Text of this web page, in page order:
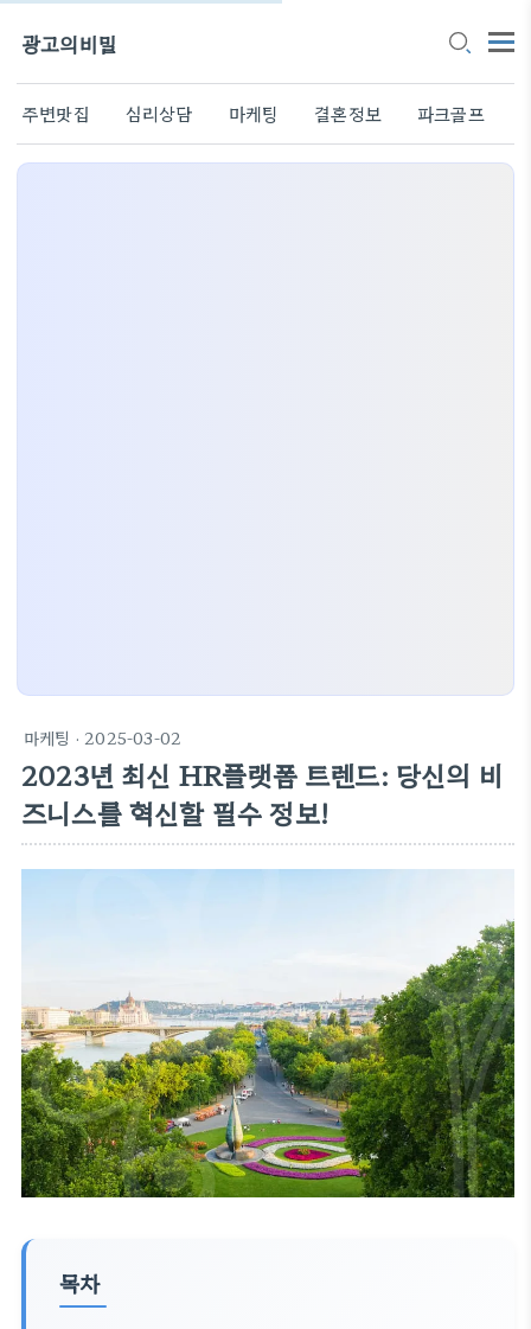
광고의비밀
주변맛집 심리상담 마케팅 결혼정보 파크골프
마케팅 · 2025-03-02
2023년 최신 HR플랫폼 트렌드: 당신의 비
즈니스를 혁신할 필수 정보!
목차